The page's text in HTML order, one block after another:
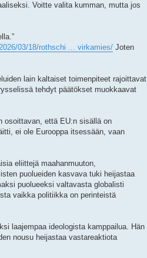
Voitte valita kumman, mutta jos
03/18/rothschi ... virkamies/ Joten
lain kaltaiset toimenpiteet rajoittavat
tehdyt päätökset muokkaavat
osoittavan, että EU:n sisällä on
ei ole Eurooppa itsessään, vaan
eliittejä maahanmuuton,
puolueiden kasvava tuki heijastaa
puolueeksi valtavasta globalisti
vaikka politiikka on perinteistä
laajempaa ideologista kamppailua. Hän
nousu heijastaa vastareaktiota